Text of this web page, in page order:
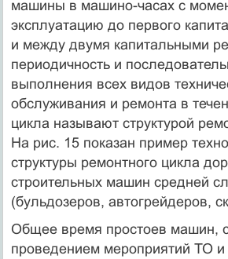
машины в машино-часах с
эксплуатацию до первого
и между двумя капитальными
периодичность и
выполнения всех видов
обслуживания и ремонта в
цикла называют структурой
На рис. 15 показан пример
структуры ремонтного цикла
строительных машин средней
(бульдозеров, автогрейдеров,
Общее время простоев машин,
проведением мероприятий ТО и